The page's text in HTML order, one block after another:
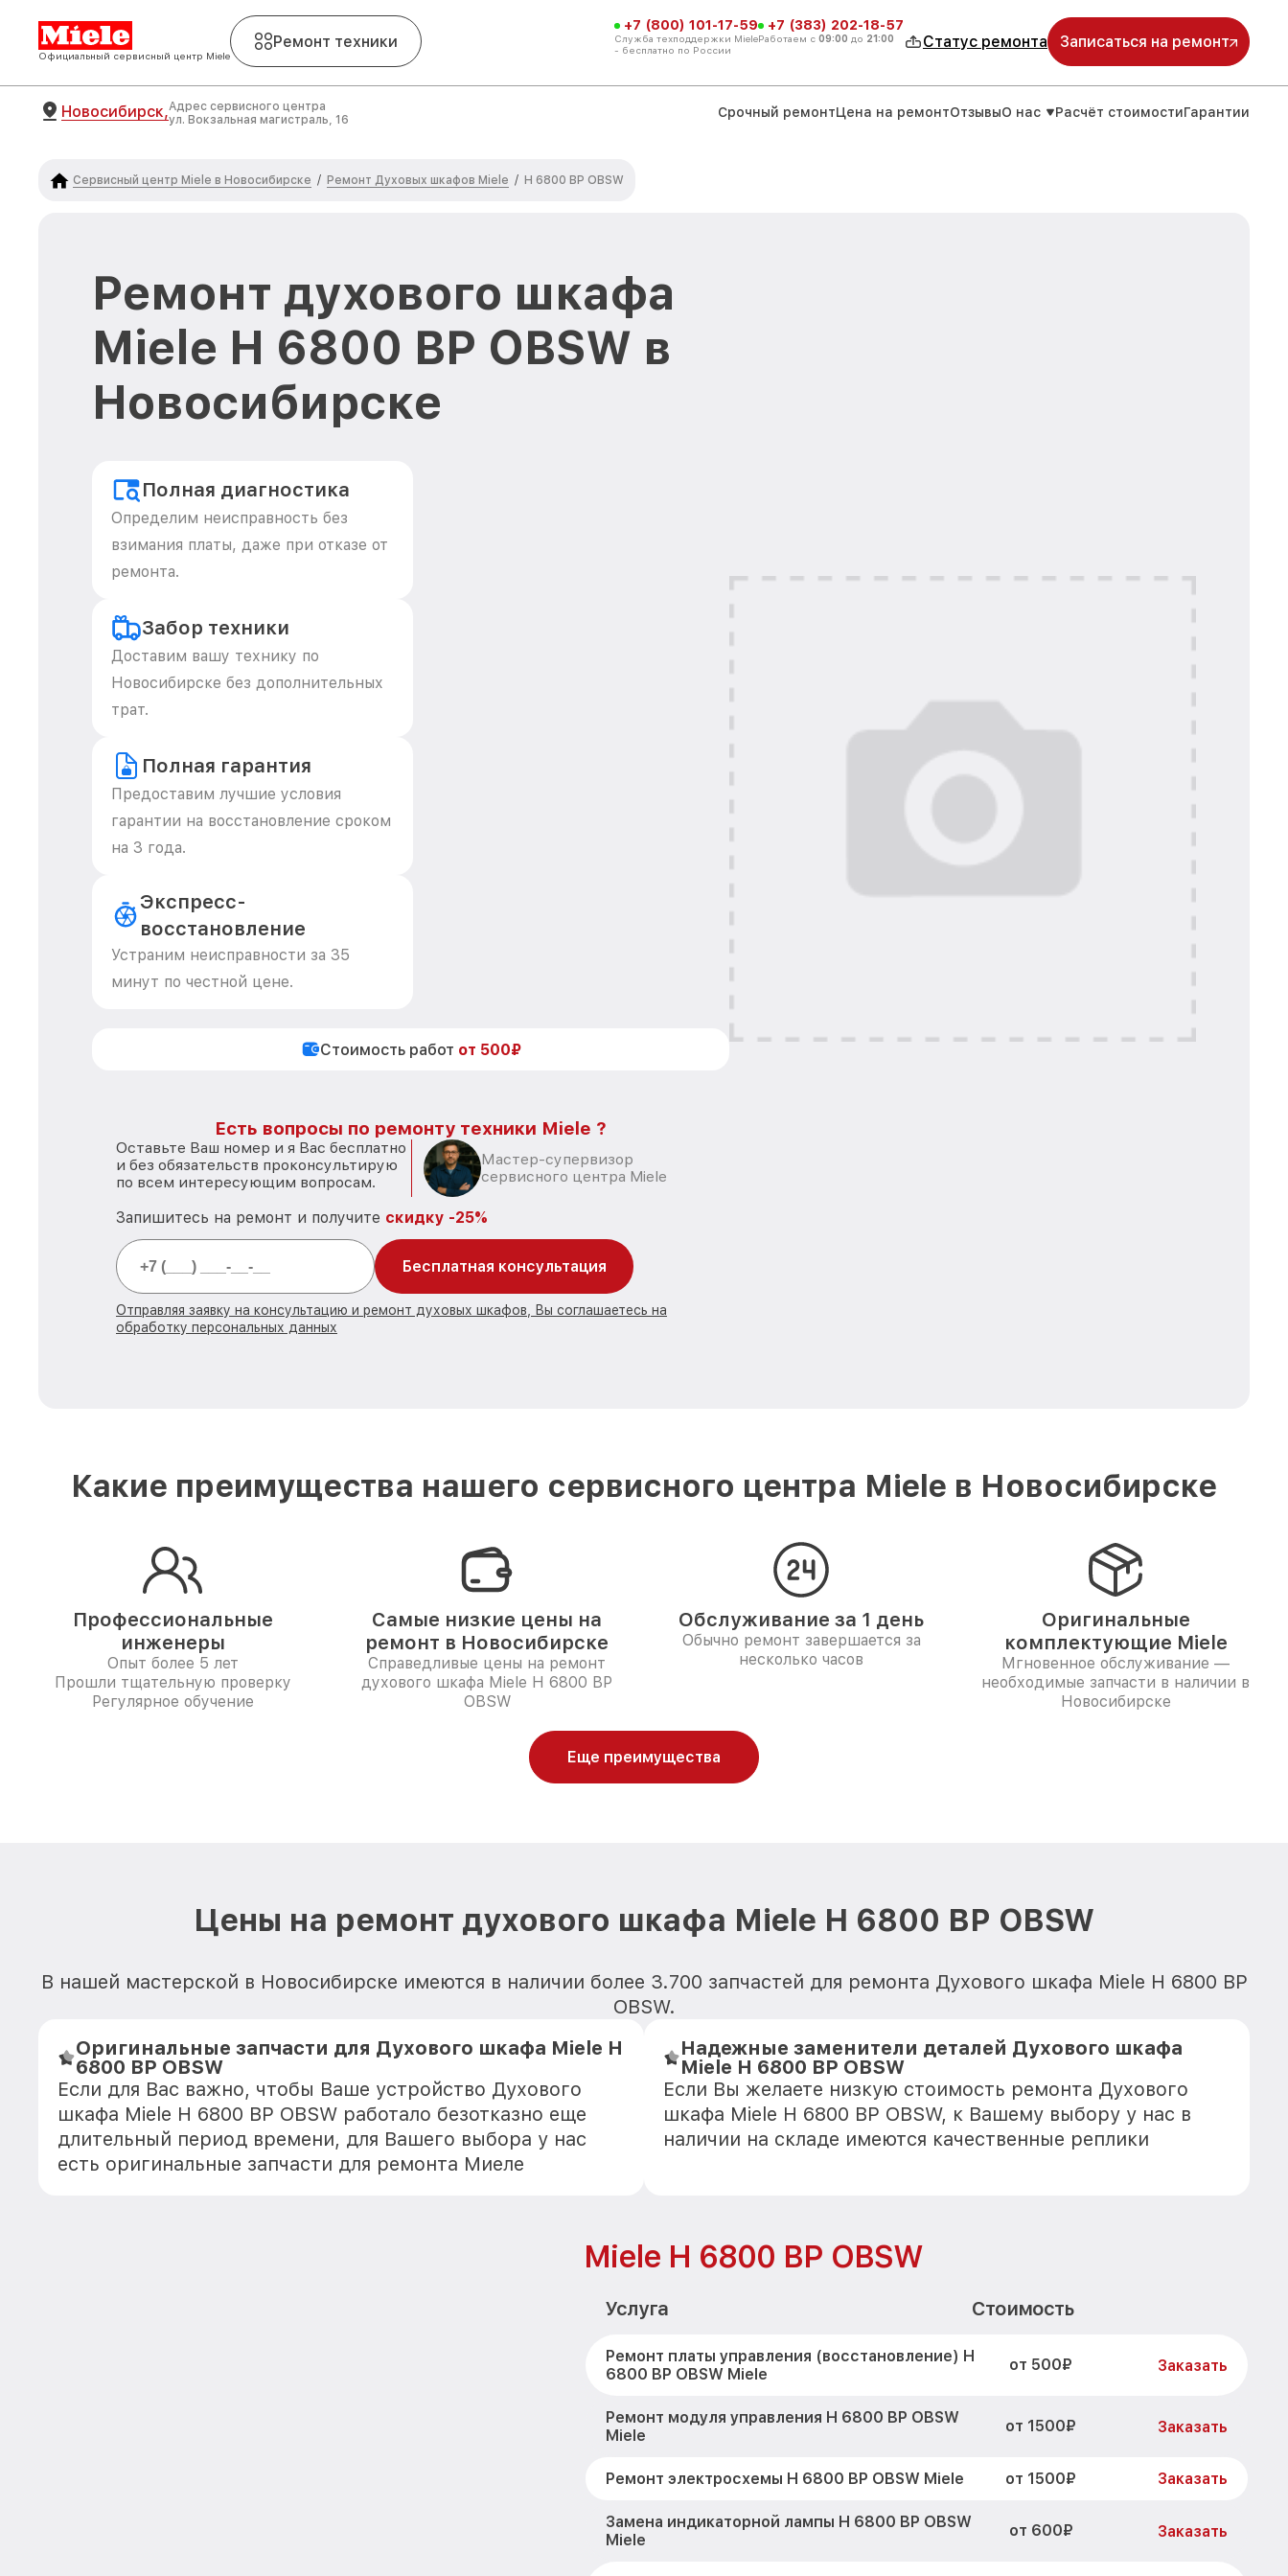
Официальный сервисный центр Miele
Ремонт техники
+7 (800) 101-17-59
Служба техподдержки Miele
- бесплатно по России
+7 (383) 202-18-57
Работаем с 09:00 до 21:00 Статус ремонта Записаться на ремонт
Новосибирск,Адрес сервисного центра
ул. Вокзальная магистраль, 16
Срочный ремонтЦена на ремонтОтзывыО нас Расчёт стоимостиГарантии
Сервисный центр Miele в Новосибирске / Ремонт Духовых шкафов Miele / H 6800 BP OBSW
Ремонт духового шкафа
Miele H 6800 BP OBSW в
Новосибирске
Полная диагностика
Определим неисправность без
взимания платы, даже при отказе от
ремонта.
Забор техники
Доставим вашу технику по
Новосибирске без дополнительных
трат.
Полная гарантия
Предоставим лучшие условия
гарантии на восстановление сроком
на 3 года.
Экспресс-
восстановление
Устраним неисправности за 35
минут по честной цене.
Стоимость работ от 500₽
Есть вопросы по ремонту техники Miele ?
Оставьте Ваш номер и я Вас бесплатно
и без обязательств проконсультирую
по всем интересующим вопросам.
Мастер-супервизор
сервисного центра Miele
Запишитесь на ремонт и получите скидку -25%
Бесплатная консультация
Отправляя заявку на консультацию и ремонт духовых шкафов, Вы соглашаетесь на
обработку персональных данных
Какие преимущества нашего сервисного центра Miele в Новосибирске
Профессиональные
инженеры
Опыт более 5 лет
Прошли тщательную проверку
Регулярное обучение
Самые низкие цены на
ремонт в Новосибирске
Справедливые цены на ремонт
духового шкафа Miele H 6800 BP
OBSW
Обслуживание за 1 день
Обычно ремонт завершается за
несколько часов
Оригинальные
комплектующие Miele
Мгновенное обслуживание —
необходимые запчасти в наличии в
Новосибирске
Еще преимущества
Цены на ремонт духового шкафа Miele H 6800 BP OBSW
В нашей мастерской в Новосибирске имеются в наличии более 3.700 запчастей для ремонта Духового шкафа Miele H 6800 BP
OBSW.
Оригинальные запчасти для Духового шкафа Miele H
6800 BP OBSW
Если для Вас важно, чтобы Ваше устройство Духового
шкафа Miele H 6800 BP OBSW работало безотказно еще
длительный период времени, для Вашего выбора у нас
есть оригинальные запчасти для ремонта Миеле
Надежные заменители деталей Духового шкафа
Miele H 6800 BP OBSW
Если Вы желаете низкую стоимость ремонта Духового
шкафа Miele H 6800 BP OBSW, к Вашему выбору у нас в
наличии на складе имеются качественные реплики
Miele H 6800 BP OBSW
Услуга Стоимость
Ремонт платы управления (восстановление) H
6800 BP OBSW Miele
от 500₽ Заказать
Ремонт модуля управления H 6800 BP OBSW
Miele
от 1500₽ Заказать
Ремонт электросхемы H 6800 BP OBSW Miele от 1500₽ Заказать
Замена индикаторной лампы H 6800 BP OBSW
Miele
от 600₽ Заказать